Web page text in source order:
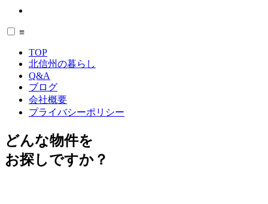
≡
TOP
北信州の暮らし
Q&A
ブログ
会社概要
プライバシーポリシー
どんな物件を
お探しですか？